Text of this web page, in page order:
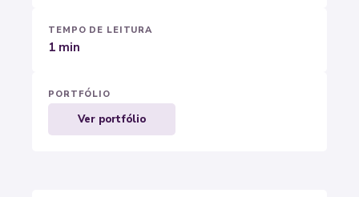
TEMPO DE LEITURA
1 min
PORTFÓLIO
Ver portfólio